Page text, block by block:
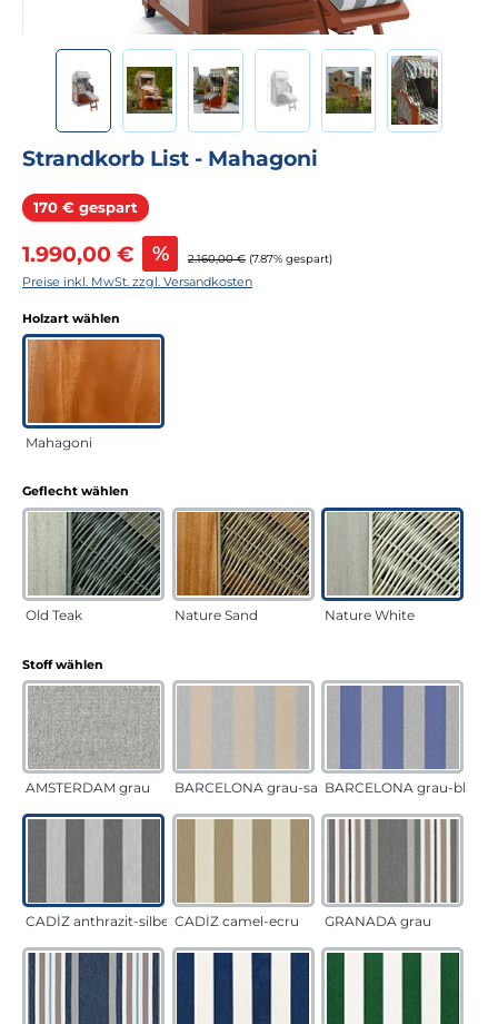
Strandkorb List - Mahagoni
170 € gespart Rabatt
Verkaufspreis:
1.990,00 € % Regulärer Preis:
2.160,00 € (7.87% gespart)
Preise inkl. MwSt. zzgl. Versandkosten
Holzart wählen
Mahagoni
Geflecht wählen
Old Teak Nature Sand Nature White
Stoff wählen
AMSTERDAM grau BARCELONA grau-sandBARCELONA grau-blau
CADÍZ anthrazit-silber CADÍZ camel-ecru GRANADA grau